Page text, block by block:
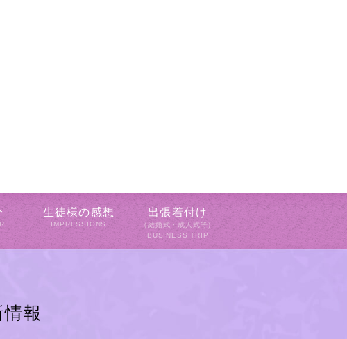
生徒様の感想
IMPRESSIONS
出張着付け
（結婚式・成人式等）
BUSINESS TRIP
報